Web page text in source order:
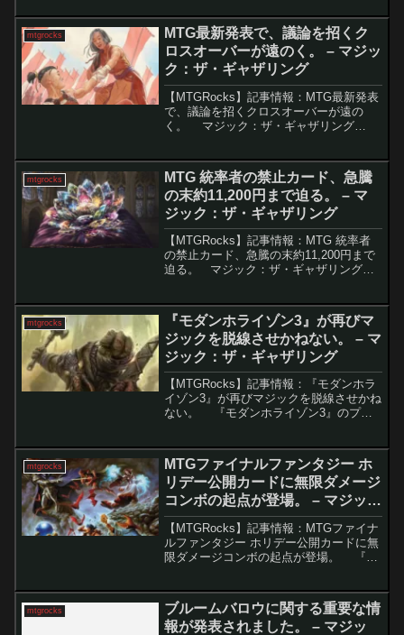
さり」の解禁を機に、「デミリッチ」を
活用した新し...
mtgrocks
MTG最新発表で、議論を招くク
ロスオーバーが遠のく。 – マジッ
ク：ザ・ギャザリング
【MTGRocks】記事情報：MTG最新発表
で、議論を招くクロスオーバーが遠の
く。 マジック：ザ・ギャザリング
展開しています。しかし、すべてのIPが
対象になる...
mtgrocks
MTG 統率者の禁止カード、急騰
の末約11,200円まで迫る。 – マ
ジック：ザ・ギャザリング
【MTGRocks】記事情報：MTG 統率者
の禁止カード、急騰の末約11,200円まで
迫る。 マジック：ザ・ギャザリング
ード「宝石の睡蓮」が、近く解禁される
のではな...
mtgrocks
『モダンホライゾン3』が再びマ
ジックを脱線させかねない。 – マ
ジック：ザ・ギャザリング
【MTGRocks】記事情報：『モダンホラ
イゾン3』が再びマジックを脱線させかね
ない。 『モダンホライゾン3』のプレ
レイヤーが注目しています。過去のセッ
トがモダン...
mtgrocks
MTGファイナルファンタジー ホ
リデー公開カードに無限ダメージ
コンボの起点が登場。 – マジッ
ク：ザ・ギャザリング
【MTGRocks】記事情報：MTGファイナ
ルファンタジー ホリデー公開カードに無
限ダメージコンボの起点が登場。 『マ
は、すでに数か月前に発売され大きな話
題を呼び...
mtgrocks
ブルームバロウに関する重要な情
報が発表されました。 – マジッ